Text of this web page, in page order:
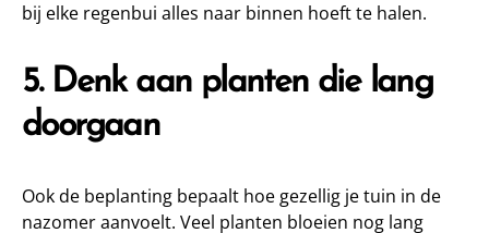
bij elke regenbui alles naar binnen hoeft te halen.
5. Denk aan planten die lang
doorgaan
Ook de beplanting bepaalt hoe gezellig je tuin in de
nazomer aanvoelt. Veel planten bloeien nog lang